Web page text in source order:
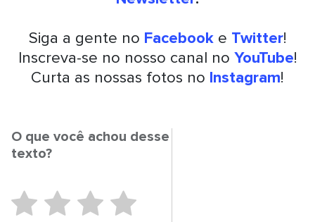
Siga a gente no Facebooke Twitter!
Inscreva-se no nosso canal no YouTube!
Curta as nossas fotos no Instagram!
O que você achou desse
texto?